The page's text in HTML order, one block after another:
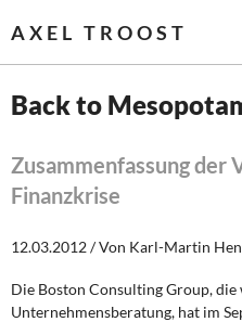
AXEL TROOST
Themen
Leitlinien linker
Wirtschaftspolitik
Back to
Zusammenfassung der
Finanzkrise
12.03.2012 / Von Karl-Martin
Die Boston Consulting Group,
Unternehmensberatung, hat im